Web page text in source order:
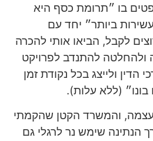
בו ״תרומת כסף היא
ביותר״ יחד עם
לקבל, הביאו אותי להכרה
ולהחלטה להתנדב לפרויקט
הדין ולייצג בכל נקודת זמן
(ללא עלות).
והמשרד הקטן שהקמתי
הנתינה שימש נר לרגלי גם